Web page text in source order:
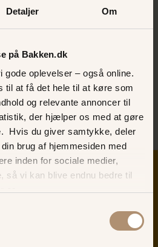
Detaljer Om
på Bakken.dk
gode oplevelser – også online.
til at få det hele til at køre som
og relevante annoncer til
der hjælper os med at gøre
Hvis du giver samtykke, deler
brug af hjemmesiden med
inden for sociale medier,
så vi kan blive endnu bedre til
SKER I DAG
for de mindste i familien